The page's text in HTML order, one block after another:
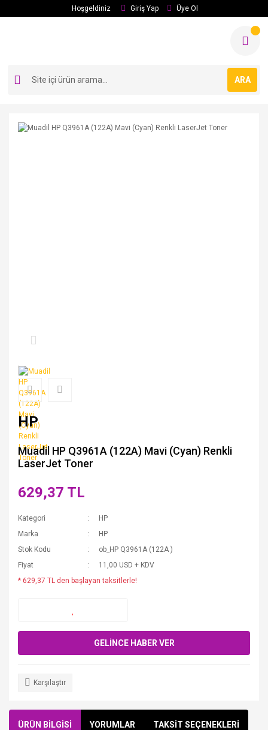
Hoşgeldiniz Giriş Yap Üye Ol
ARA
HP
Muadil HP Q3961A (122A) Mavi (Cyan) Renkli
LaserJet Toner
629,37 TL
Kategori
HP
Marka
HP
Stok Kodu
ob_HP Q3961A (122A )
Fiyat
11,00 USD + KDV
* 629,37 TL den başlayan taksitlerle!
GELİNCE HABER VER
Karşılaştır
ÜRÜN BİLGİSİ YORUMLAR TAKSİT SEÇENEKLERİ